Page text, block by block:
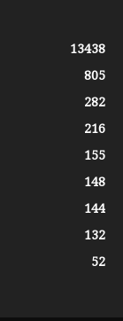
13438
805
282
216
155
148
144
132
52